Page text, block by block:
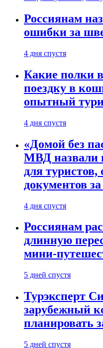
Россиянам
ошибки за
4 дня спустя
Какие полки
поездку в
опытный
4 дня спустя
«Домой без
МВД назвали
для туристов,
документов
4 дня спустя
Россиянам
длинную
мини-
5 дней спустя
Турэксперт
зарубежный
планировать
5 дней спустя